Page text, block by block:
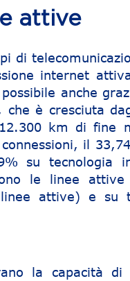
attive
di
internet
anche
è cresciuta
km di fine
il
su tecnologia
le linee attive
attive) e su
la capacità di